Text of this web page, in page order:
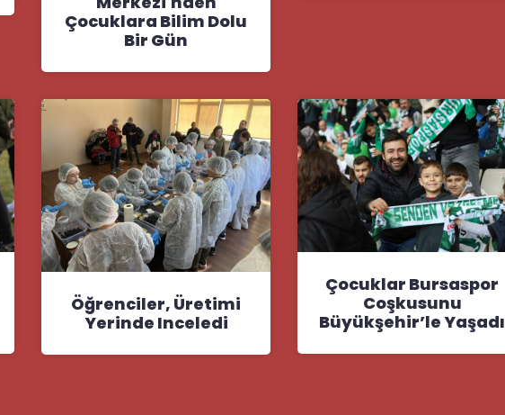
Çocuklara Bilim Dolu
Bir Gün
Öğrenciler, Üretimi
Yerinde Inceledi
Çocuklar Bursaspor
Coşkusunu
Büyükşehir’le Yaşadı